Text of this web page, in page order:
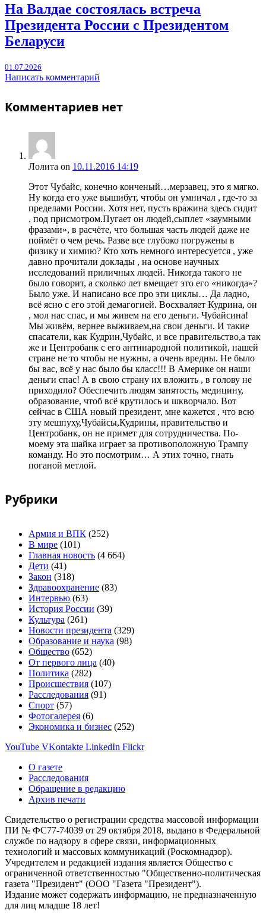
На Валдае состоялась встреча
Президента России с Президентом
Беларуси
01.07.2026
Написать комментарий
Комментариев нет
Лолита on 10.11.2016 14:19
Этот Чубайс, конечно конченый…мерзавец, это я мягко.
Ну когда его уже вышибут, чтобы он умничал , где-то за
пределами России. Хотя нет, пусть вражина здесь сидит
, под присмотром.Пугает он людей,сыплет «заумными
фразами», в расчёте, что большая часть людей даже не
поймёт о чем речь. Разве все глубоко погружены в
физику и химию? Кто хоть немного интересуется , уже
давно прочитали доклады , на основе научных
исследований приличных людей. Никогда такого не
было говорит, а сколько лет вмещает это его «никогда»?
Было уже. И написано все про эти циклы… Да ладно,
всё ясно с его этой демагогией. Восхваляет Кудрина, он
, мол нас спас, и мы живем на его деньги. Чубайсина!
Мы живём, вернее выживаем,на свои деньги. И такие
спасатели, как Кудрин,Чубайс, и все правительство,а так
же и Центробанк с его антинародной политикой, нашей
стране не то чтобы не нужны, а очень вредны. Не было
бы вас, всё у нас было бы класс!!! В Америке он наши
деньги спас! А в свою страну их вложить , в голову не
приходило? Обеспечить людям занятость, медицину,
образование, чтоб всё крутилось и шкворчало. Вот
сейчас в США новый президент, мне кажется , что всю
эту мешпуху,Чубайсы,Кудрины, правительство и
Центробанк, он не примет для сотрудничества. По-
моему эта шайка играет за противоположную Трампу
команду. Но это посмотрим… А этих точно, гнать
поганой метлой.
Рубрики
Армия и ВПК (252)
В мире (101)
Главная новость (4 664)
Дети (41)
Закон (318)
Здравоохранение (83)
Интервью (63)
История России (39)
Культура (261)
Новости президента (329)
Образование и наука (98)
Общество (652)
От первого лица (40)
Политика (282)
Происшествия (107)
Расследования (91)
Спорт (57)
Фотогалерея (6)
Экономика и бизнес (252)
YouTube VKontakte LinkedIn Flickr
О газете
Расследования
Обращение в редакцию
Архив печати
Свидетельство о регистрации средства массовой информации
ПИ № ФС77-74039 от 29 октября 2018, выдано в Федеральной
службе по надзору в сфере связи, информационных
технологий и массовых коммуникаций (Роскомнадзор).
Учредителем и редакцией издания является Общество с
ограниченной ответственностью "Общественно-политическая
газета "Президент" (ООО "Газета "Президент").
Издание может содержать информацию, не предназначенную
для лиц младше 18 лет!